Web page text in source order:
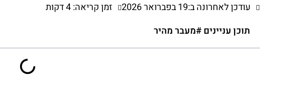
עודכן לאחרונה ב:19 בפברואר 2026
זמן קריאה: 4 דקות
תוכן עניינים #מעבר מהיר